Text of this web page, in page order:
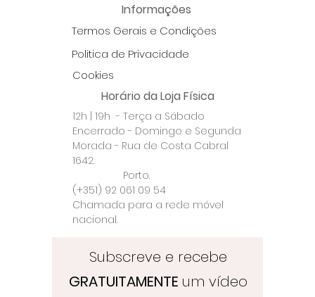
Informações
Termos Gerais e Condições
Politica de Privacidade
Cookies
Horário da Loja Física
12h | 19h - Terça a Sábado
Encerrado - Domingo e Segunda
Morada - Rua de Costa Cabral
1642.
Porto.
(+351) 92 061 09 54
Chamada para a rede móvel
nacional.
Subscreve e recebe
GRATUITAMENTE um vídeo